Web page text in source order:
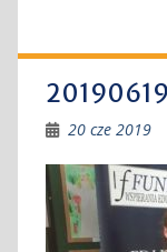
20 cze 2019